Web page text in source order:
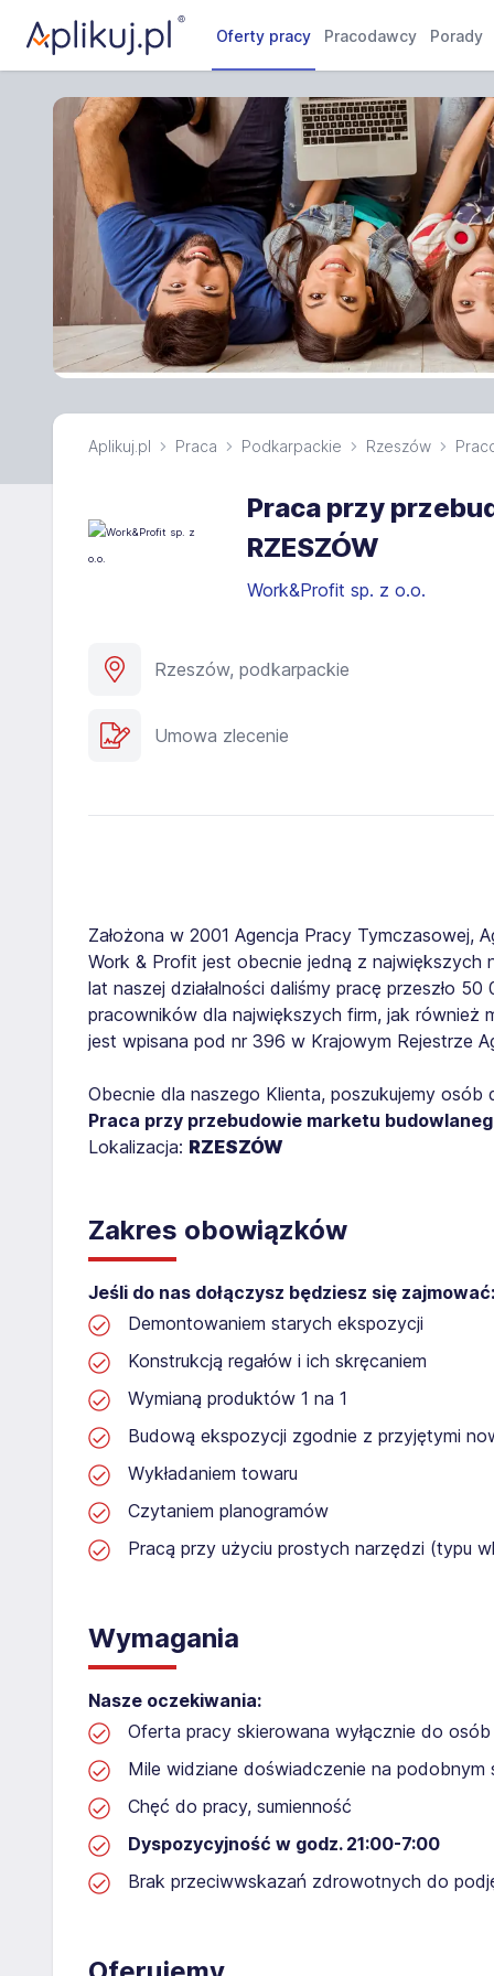
Oferty pracy Pracodawcy Porady
Aplikuj.pl Praca Podkarpackie Rzeszów
Praca przy
RZESZÓW
Work&Profit sp. z o.o.
Rzeszów, podkarpackie
Umowa zlecenie
Założona w 2001 Agencja Pracy Tymczasowej,
Work & Profit jest obecnie jedną z największych
lat naszej działalności daliśmy pracę przeszło
pracowników dla największych firm, jak również
jest wpisana pod nr 396 w Krajowym Rejestrze
Obecnie dla naszego Klienta, poszukujemy
Praca przy przebudowie marketu
Lokalizacja: RZESZÓW
Zakres obowiązków
Jeśli do nas dołączysz będziesz się zajmować:
Demontowaniem starych ekspozycji
Konstrukcją regałów i ich skręcaniem
Wymianą produktów 1 na 1
Budową ekspozycji zgodnie z przyjętymi
Wykładaniem towaru
Czytaniem planogramów
Pracą przy użyciu prostych narzędzi (typu
Wymagania
Nasze oczekiwania:
Oferta pracy skierowana wyłącznie do
Mile widziane doświadczenie na podobnym
Chęć do pracy, sumienność
Dyspozycyjność w godz. 21:00-7:00
Brak przeciwwskazań zdrowotnych do